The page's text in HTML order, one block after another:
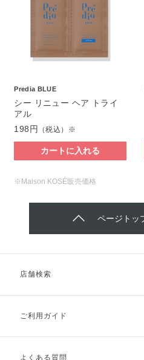
Predia BLUE
シー リニュー ヘア トライ
アル
198円 （税込）※
カートに入れる
※Maison KOSÉ販売価格
ページトッ
店舗検索
ご利用ガイド
ご利用ガイドトップ
よくある質問